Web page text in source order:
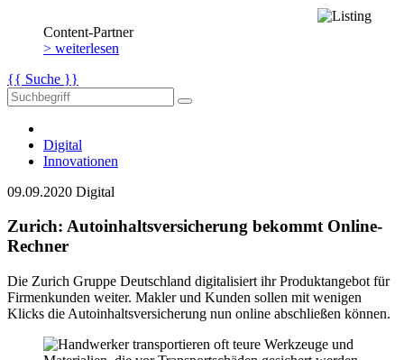
Content-Partner
> weiterlesen
{{ Suche }}
Digital
Innovationen
09.09.2020 Digital
Zurich: Autoinhaltsversicherung bekommt Online-
Rechner
Die Zurich Gruppe Deutschland digitalisiert ihr Produktangebot für
Firmenkunden weiter. Makler und Kunden sollen mit wenigen
Klicks die Autoinhaltsversicherung nun online abschließen können.